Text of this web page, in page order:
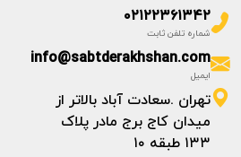
۰۲۱۲۲۳۶۱۳۴۲
شماره تلفن ثابت
info@sabtderakhshan.com
ایمیل
تهران .سعادت آباد بالاتر از
میدان کاج برج مادر پلاک
۱۳۳ طبقه ۱۰